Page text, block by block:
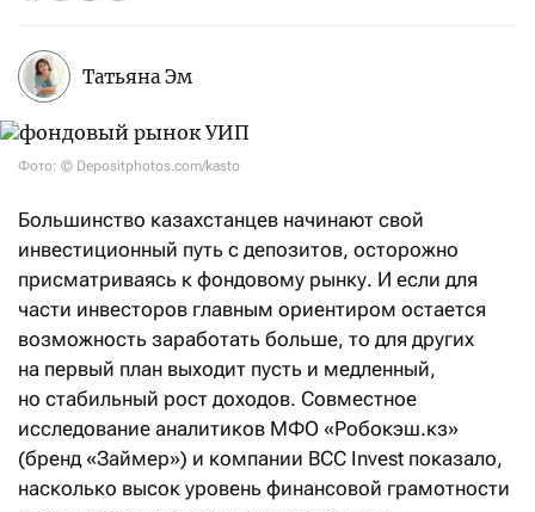
Татьяна Эм
Фото: © Depositphotos.com/kasto
Большинство казахстанцев начинают свой
инвестиционный путь с депозитов, осторожно
присматриваясь к фондовому рынку. И если для
части инвесторов главным ориентиром остается
возможность заработать больше, то для других
на первый план выходит пусть и медленный,
но стабильный рост доходов. Совместное
исследование аналитиков МФО «Робокэш.кз»
(бренд «Займер») и компании BCC Invest показало,
насколько высок уровень финансовой грамотности